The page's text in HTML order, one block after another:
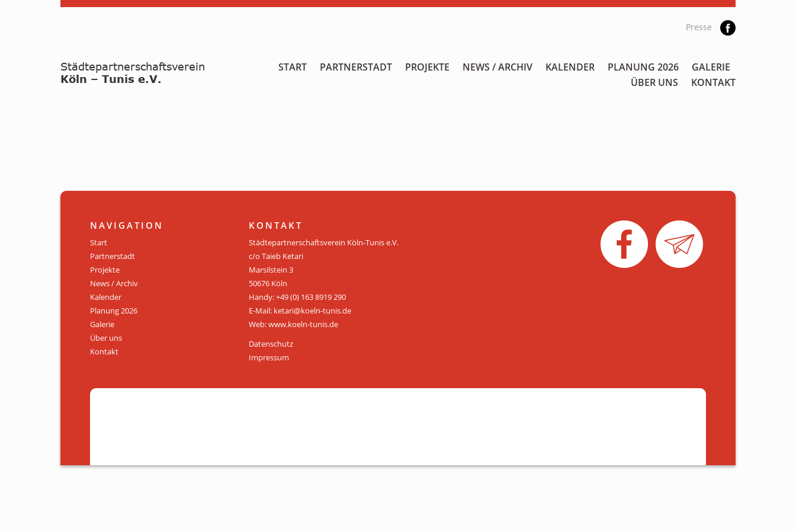
Presse
START PARTNERSTADT PROJEKTE NEWS / ARCHIV KALENDER PLANUNG 2026
GALERIE
ÜBER UNS
KONTAKT
NAVIGATION
Start
Partnerstadt
Projekte
News / Archiv
Kalender
Planung 2026
Galerie
Über uns
Kontakt
KONTAKT
Städtepartnerschaftsverein Köln-Tunis e.V.
c/o Taieb Ketari
Marsilstein 3
50676 Köln
Handy: +49 (0) 163 8919 290
E-Mail: ketari@koeln-tunis.de
Web: www.koeln-tunis.de
Datenschutz
Impressum
KALENDER